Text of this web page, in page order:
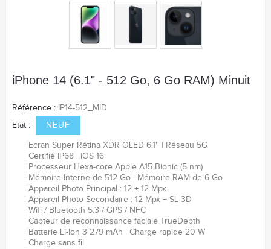
iPhone 14 (6.1" - 512 Go, 6 Go RAM) Minuit
Référence : IP14-512_MID
Etat :
NEUF
Ecran Super Rétina XDR OLED 6.1''
Réseau 5G
Certifié IP68
iOS 16
Processeur Hexa-core Apple A15 Bionic (5 nm)
Mémoire Interne de 512 Go
Mémoire RAM de 6 Go
Appareil Photo Principal : 12 + 12 Mpx
Appareil Photo Secondaire : 12 Mpx + SL 3D
Wifi / Bluetooth 5.3 / GPS / NFC
Capteur de reconnaissance faciale TrueDepth
Batterie Li-Ion 3 279 mAh
Charge rapide 20 W
Charge sans fil